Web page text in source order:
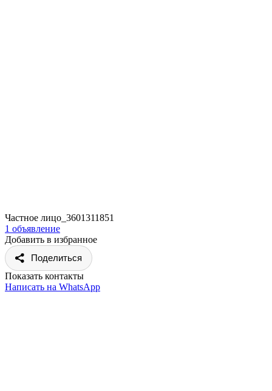
Частное лицо_3601311851
1 объявление
Добавить в избранное
Поделиться
Показать контакты
Написать на WhatsApp